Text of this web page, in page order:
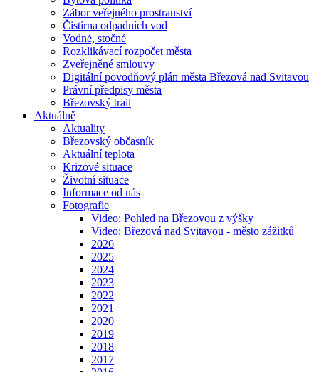
Zábor veřejného prostranství
Čistírna odpadních vod
Vodné, stočné
Rozklikávací rozpočet města
Zveřejněné smlouvy
Digitální povodňový plán města Březová nad Svitavou
Právní předpisy města
Březovský trail
Aktuálně
Aktuality
Březovský občasník
Aktuální teplota
Krizové situace
Životní situace
Informace od nás
Fotografie
Video: Pohled na Březovou z výšky
Video: Březová nad Svitavou - město zážitků
2026
2025
2024
2023
2022
2021
2020
2019
2018
2017